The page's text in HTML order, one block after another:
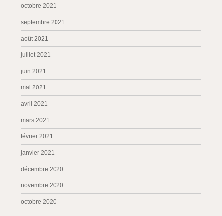
octobre 2021
septembre 2021
août 2021
juillet 2021
juin 2021
mai 2021
avril 2021
mars 2021
février 2021
janvier 2021
décembre 2020
novembre 2020
octobre 2020